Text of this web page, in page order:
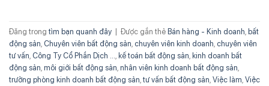
Đăng trong tìm bạn quanh đây | Được gắn thẻ Bán hàng - Kinh doanh bất
động sản Chuyên viên bất động sản chuyên viên kinh doanh chuyên viên
tư vấn Công Ty Cổ Phần Dịch ... kế toán bất động sản kinh doanh bất
động sản môi giới bất động sản nhân viên kinh doanh bất động sản
trưởng phòng kinh doanh bất động sản tư vấn bất động sản Việc làm Việc